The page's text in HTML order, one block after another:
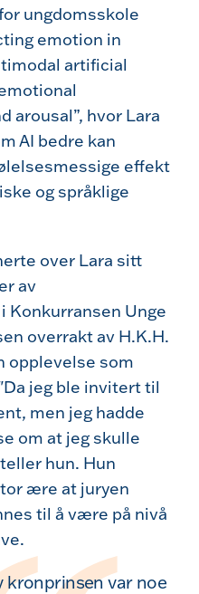
ungdomsskole
emotion in
artificial
arousal”, hvor Lara
AI bedre kan
effekt
og språklige
over Lara sitt
av
Konkurransen Unge
overrakt av H.K.H.
opplevelse som
jeg ble invitert til
men jeg hadde
om at jeg skulle
hun. Hun
ære at juryen
til å være på nivå
kronprinsen var noe